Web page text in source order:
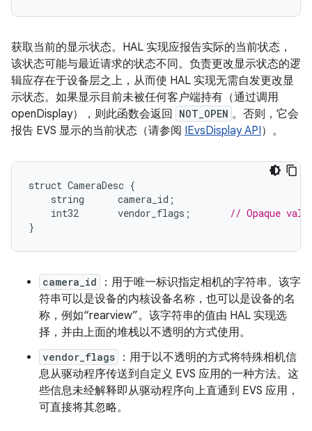
获取当前的显示状态。HAL 实现应报告实际的当前状态，
该状态可能与最近请求的状态不同。负责更改显示状态的逻
辑应存在于设备层之上，从而使 HAL 实现无需自发更改显
示状态。如果显示目前未被任何客户端持有（通过调用
openDisplay），则此函数会返回
NOT_OPEN 。否则，它会
报告 EVS 显示的当前状态（请参阅 IEvsDisplay API）。
struct CameraDesc {
string
camera_id ;
int32
vendor_flags ;
// Opaque
}
camera_id
：用于唯一标识指定相机的字符串。该字
符串可以是设备的内核设备名称，也可以是设备的名
称，例如“rearview”。 该字符串的值由 HAL 实现选
择，并由上面的堆栈以不透明的方式使用。
vendor_flags
：用于以不透明的方式将特殊相机信
息从驱动程序传送到自定义 EVS 应用的一种方法。这
些信息未经解释即从驱动程序向上直通到 EVS 应用，
可直接将其忽略。